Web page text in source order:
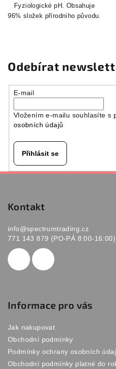
Fyziologické pH. Obsahuje
96% složek přírodního původu.
Odebírat
E-mail
Vložením e-mailu souhlasíte s
osobních údajů
Přihlásit se
Kontakt
info@spectrumtrading.cz
771 143 879 (PO-PÁ 8:00-16:00)
Informace pro vás
Jak nakupovat
Obchodní podmínky
Podmínky ochrany osobních
Obchodní podmínky platné do